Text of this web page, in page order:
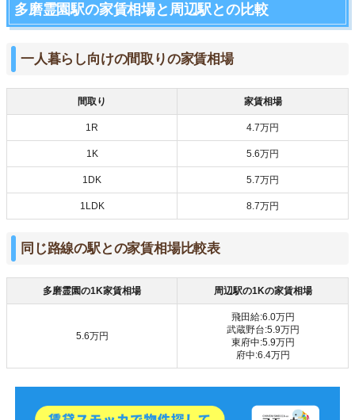
多磨霊園駅の家賃相場と周辺駅との比較
一人暮らし向けの間取りの家賃相場
間取り 家賃相場
1R 4.7万円
1K 5.6万円
1DK 5.7万円
1LDK 8.7万円
同じ路線の駅との家賃相場比較表
多磨霊園の1K家賃相場 周辺駅の1Kの家賃相場
5.6万円
飛田給:6.0万円
武蔵野台:5.9万円
東府中:5.9万円
府中:6.4万円